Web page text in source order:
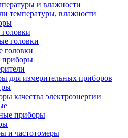
и влажности
температуры, влажности
головки
головки
приборы
для измерительных приборов
качества электроэнергии
приборы
и частотомеры